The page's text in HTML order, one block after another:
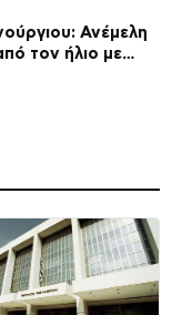
Ανέμελη
τον ήλιο με